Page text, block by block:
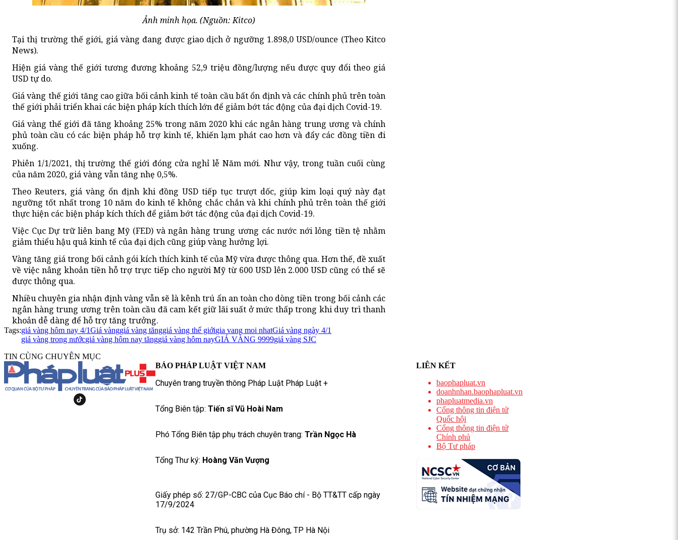
Ảnh minh họa. (Nguồn: Kitco)
Tại thị trường thế giới, giá vàng đang được giao dịch ở ngưỡng 1.898,0 USD/ounce (Theo Kitco
News).
Hiện giá vàng thế giới tương đương khoảng 52,9 triệu đồng/lượng nếu được quy đổi theo giá
USD tự do.
Giá vàng thế giới tăng cao giữa bối cảnh kinh tế toàn cầu bất ổn định và các chính phủ trên toàn
thế giới phải triển khai các biện pháp kích thích lớn để giảm bớt tác động của đại dịch Covid-19.
Giá vàng thế giới đã tăng khoảng 25% trong năm 2020 khi các ngân hàng trung ương và chính
phủ toàn cầu có các biện pháp hỗ trợ kinh tế, khiến lạm phát cao hơn và đẩy các đồng tiền đi
xuống.
Phiên 1/1/2021, thị trường thế giới đóng cửa nghỉ lễ Năm mới. Như vậy, trong tuần cuối cùng
của năm 2020, giá vàng vẫn tăng nhẹ 0,5%.
Theo Reuters, giá vàng ổn định khi đồng USD tiếp tục trượt dốc, giúp kim loại quý này đạt
ngưỡng tốt nhất trong 10 năm do kinh tế không chắc chắn và khi chính phủ trên toàn thế giới
thực hiện các biện pháp kích thích để giảm bớt tác động của đại dịch Covid-19.
Việc Cục Dự trữ liên bang Mỹ (FED) và ngân hàng trung ương các nước nới lỏng tiền tệ nhằm
giảm thiểu hậu quả kinh tế của đại dịch cũng giúp vàng hưởng lợi.
Vàng tăng giá trong bối cảnh gói kích thích kinh tế của Mỹ vừa được thông qua. Hơn thế, đề xuất
về việc nâng khoản tiền hỗ trợ trực tiếp cho người Mỹ từ 600 USD lên 2.000 USD cũng có thể sẽ
được thông qua.
Nhiều chuyên gia nhận định vàng vẫn sẽ là kênh trú ẩn an toàn cho dòng tiền trong bối cảnh các
ngân hàng trung ương trên toàn cầu đã cam kết giữ lãi suất ở mức thấp trong khi duy trì thanh
khoản dễ dàng để hỗ trợ tăng trưởng.
Tags:giá vàng hôm nay 4/1Giá vànggiá vàng tănggiá vàng thế giớigia vang moi nhatGiá vàng ngày 4/1
giá vàng trong nướcgiá vàng hôm nay tănggiá vàng hôm nayGIÁ VÀNG 9999giá vàng SJC
TIN CÙNG CHUYÊN MỤC
BÁO PHÁP LUẬT VIỆT NAM
Chuyên trang truyền thông Pháp Luật Pháp Luật +
Tổng Biên tập: Tiến sĩ Vũ Hoài Nam
Phó Tổng Biên tập phụ trách chuyên trang: Trần Ngọc Hà
Tổng Thư ký: Hoàng Văn Vượng
Giấy phép số: 27/GP-CBC của Cục Báo chí - Bộ TT&TT cấp ngày
17/9/2024
Trụ sở: 142 Trần Phú, phường Hà Đông, TP Hà Nội
LIÊN KẾT
baophapluat.vn
doanhnhan.baophapluat.vn
phapluatmedia.vn
Cổng thông tin điện tử
Quốc hội
Cổng thông tin điện tử
Chính phủ
Bộ Tư pháp